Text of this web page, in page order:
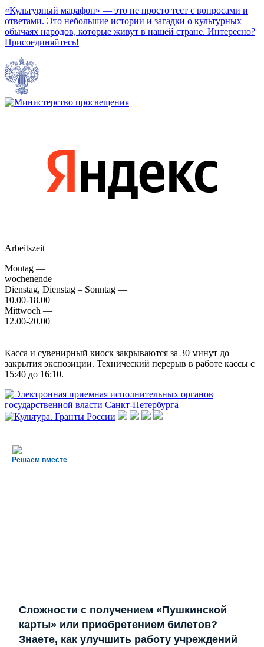
«Культурный марафон» — это не просто тест с вопросами и
ответами. Это небольшие истории и загадки о культурных
обычаях народов, которые живут в нашей стране. Интересно?
Присоединяйтесь!
Arbeitszeit
Montag —
wochenende
Dienstag, Dienstag – Sonntag —
10.00-18.00
Mittwoch —
12.00-20.00
Касса и сувенирный киоск закрываются за 30 минут до
закрытия экспозиции. Технический перерыв в работе кассы с
15:40 до 16:10.
Решаем вместе
Сложности с получением «Пушкинской
карты» или приобретением билетов?
Знаете, как улучшить работу учреждений